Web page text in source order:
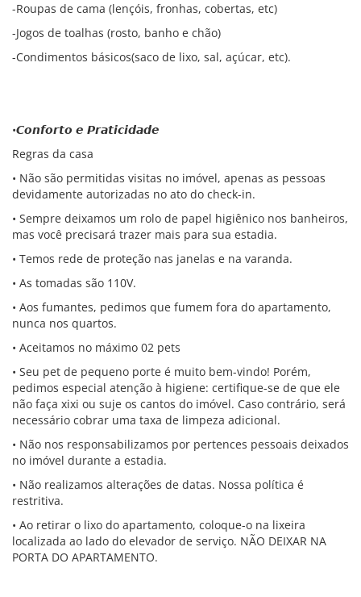
-Roupas de cama (lençóis, fronhas, cobertas, etc)
-Jogos de toalhas (rosto, banho e chão)
-Condimentos básicos(saco de lixo, sal, açúcar, etc).
•𝘾𝙤𝙣𝙛𝙤𝙧𝙩𝙤 𝙚 𝙋𝙧𝙖𝙩𝙞𝙘𝙞𝙙𝙖𝙙𝙚
Regras da casa
• Não são permitidas visitas no imóvel, apenas as pessoas
devidamente autorizadas no ato do check-in.
• Sempre deixamos um rolo de papel higiênico nos banheiros,
mas você precisará trazer mais para sua estadia.
• Temos rede de proteção nas janelas e na varanda.
• As tomadas são 110V.
• Aos fumantes, pedimos que fumem fora do apartamento,
nunca nos quartos.
• Aceitamos no máximo 02 pets
• Seu pet de pequeno porte é muito bem-vindo! Porém,
pedimos especial atenção à higiene: certifique-se de que ele
não faça xixi ou suje os cantos do imóvel. Caso contrário, será
necessário cobrar uma taxa de limpeza adicional.
• Não nos responsabilizamos por pertences pessoais deixados
no imóvel durante a estadia.
• Não realizamos alterações de datas. Nossa política é
restritiva.
• Ao retirar o lixo do apartamento, coloque-o na lixeira
localizada ao lado do elevador de serviço. NÃO DEIXAR NA
PORTA DO APARTAMENTO.